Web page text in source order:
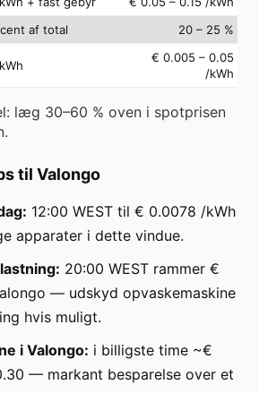
af total
20 – 25 %
€ 0.005 – 0.05
/kWh
læg 30–60 % oven i spotprisen
til Valongo
12:00 WEST til € 0.0078 /kWh
apparater i dette vindue.
20:00 WEST rammer €
— udskyd opvaskemaskine
hvis muligt.
i Valongo: i billigste time ~€
— markant besparelse over et